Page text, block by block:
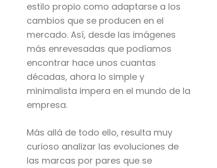
estilo propio como adaptarse a los
cambios que se producen en el
mercado. Así, desde las imágenes
más enrevesadas que podíamos
encontrar hace unos cuantas
décadas, ahora lo simple y
minimalista impera en el mundo de la
empresa.
Más allá de todo ello, resulta muy
curioso analizar las evoluciones de
las marcas por pares que se